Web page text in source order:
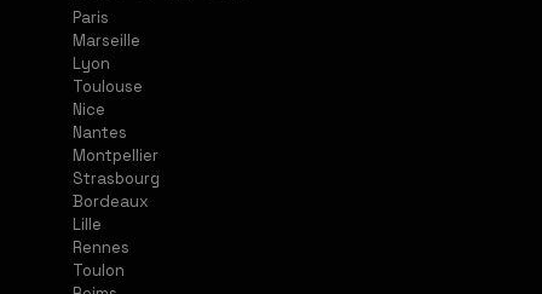
Paris
Marseille
Lyon
Toulouse
Nice
Nantes
Montpellier
Strasbourg
Bordeaux
Lille
Rennes
Toulon